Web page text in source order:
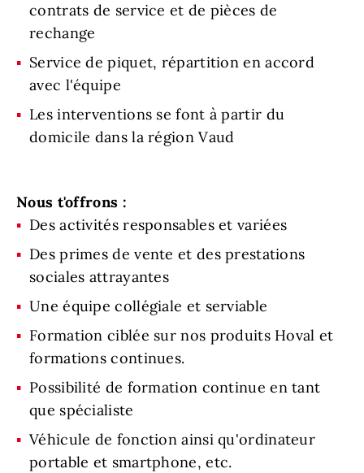
contrats de service et de pièces de
rechange
Service de piquet, répartition en accord
avec l'équipe
Les interventions se font à partir du
domicile dans la région Vaud
Nous t'offrons :
Des activités responsables et variées
Des primes de vente et des prestations
sociales attrayantes
Une équipe collégiale et serviable
Formation ciblée sur nos produits Hoval et
formations continues.
Possibilité de formation continue en tant
que spécialiste
Véhicule de fonction ainsi qu'ordinateur
portable et smartphone, etc.